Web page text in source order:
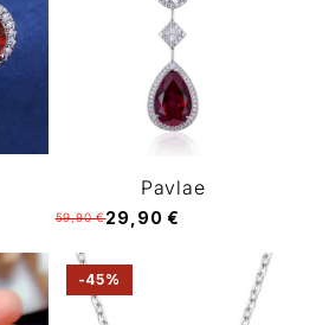
Pavlae
59,90 €29,90 €
-45%